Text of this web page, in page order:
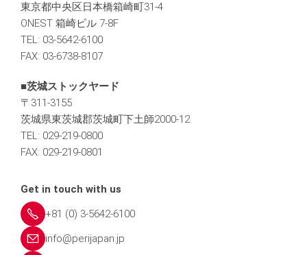
東京都中央区日本橋箱崎町31-4
ONEST 箱崎ビル 7-8F
TEL: 03-5642-6100
FAX: 03-6738-8107
■茨城ストックヤード
〒311-3155
茨城県東茨城郡茨城町下土師2000-12
TEL: 029-219-0800
FAX: 029-219-0801
Get in touch with us
+81 (0) 3-5642-6100
info@perijapan.jp